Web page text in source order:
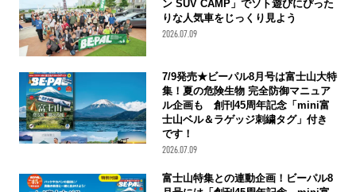
ン SUV CAMP」でソト遊びにぴった
りな人気車をじっくり見よう
2026.07.09
7/9発売★ビーパル8月号は富士山大特
集！夏の危険生物 完全防御マニュア
ル企画も 創刊45周年記念「mini富
士山ベル＆ラゲッジ刺繍タグ」付き
です！
2026.07.09
富士山特集との連動企画！ビーパル8